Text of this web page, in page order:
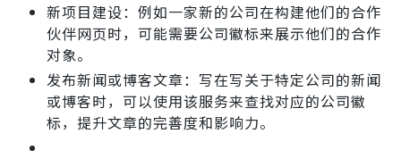
新项目建设：例如一家新的公司在构建他们的合作
伙伴网页时，可能需要公司徽标来展示他们的合作
对象。
发布新闻或博客文章：写在写关于特定公司的新闻
或博客时，可以使用该服务来查找对应的公司徽
标，提升文章的完善度和影响力。